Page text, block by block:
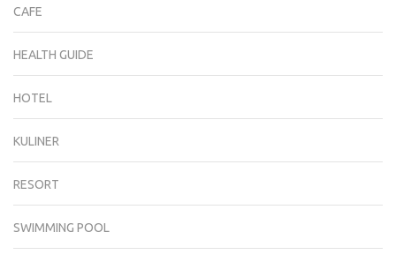
CAFE
HEALTH GUIDE
HOTEL
KULINER
RESORT
SWIMMING POOL